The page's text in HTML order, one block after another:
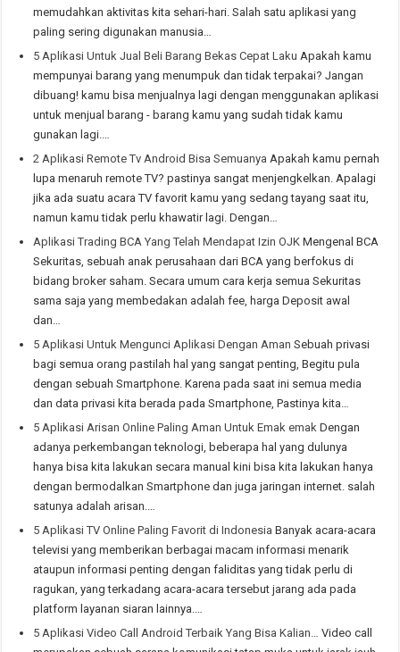
memudahkan aktivitas kita sehari-hari. Salah satu aplikasi yang
paling sering digunakan manusia…
5 Aplikasi Untuk Jual Beli Barang Bekas Cepat Laku Apakah kamu
mempunyai barang yang menumpuk dan tidak terpakai? Jangan
dibuang! kamu bisa menjualnya lagi dengan menggunakan aplikasi
untuk menjual barang - barang kamu yang sudah tidak kamu
gunakan lagi.…
2 Aplikasi Remote Tv Android Bisa Semuanya Apakah kamu pernah
lupa menaruh remote TV? pastinya sangat menjengkelkan. Apalagi
jika ada suatu acara TV favorit kamu yang sedang tayang saat itu,
namun kamu tidak perlu khawatir lagi. Dengan…
Aplikasi Trading BCA Yang Telah Mendapat Izin OJK Mengenal BCA
Sekuritas, sebuah anak perusahaan dari BCA yang berfokus di
bidang broker saham. Secara umum cara kerja semua Sekuritas
sama saja yang membedakan adalah fee, harga Deposit awal
dan…
5 Aplikasi Untuk Mengunci Aplikasi Dengan Aman Sebuah privasi
bagi semua orang pastilah hal yang sangat penting, Begitu pula
dengan sebuah Smartphone. Karena pada saat ini semua media
dan data privasi kita berada pada Smartphone, Pastinya kita…
5 Aplikasi Arisan Online Paling Aman Untuk Emak emak Dengan
adanya perkembangan teknologi, beberapa hal yang dulunya
hanya bisa kita lakukan secara manual kini bisa kita lakukan hanya
dengan bermodalkan Smartphone dan juga jaringan internet. salah
satunya adalah arisan.…
5 Aplikasi TV Online Paling Favorit di Indonesia Banyak acara-acara
televisi yang memberikan berbagai macam informasi menarik
ataupun informasi penting dengan faliditas yang tidak perlu di
ragukan, yang terkadang acara-acara tersebut jarang ada pada
platform layanan siaran lainnya.…
5 Aplikasi Video Call Android Terbaik Yang Bisa Kalian…
Video call